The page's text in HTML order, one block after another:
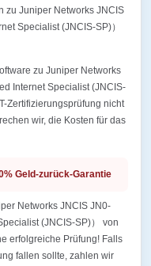
zu Juniper Networks JNCIS
Specialist (JNCIS-SP)）
zu Juniper Networks
Internet Specialist (JNCIS-
Zertifizierungsprüfung nicht
wir, die Kosten für das
Geld-zurück-Garantie
Networks JNCIS JN0-
(JNCIS-SP)） von
erfolgreiche Prüfung! Falls
fallen sollte, zahlen wir